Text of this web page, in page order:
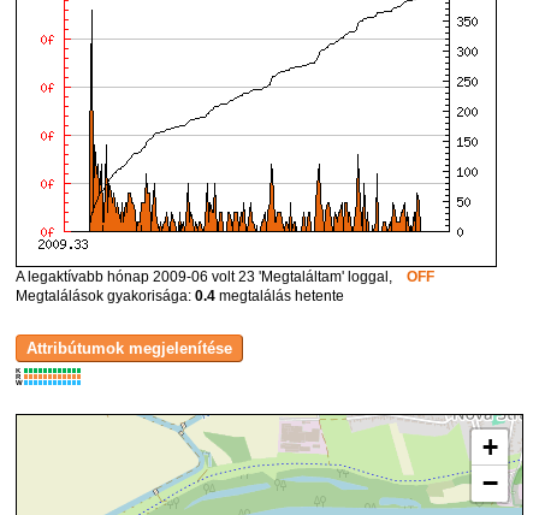
A legaktívabb hónap 2009-06 volt 23 'Megtaláltam' loggal,OFF
Megtalálások gyakorisága:0.4 megtalálás hetente
K
R
W
+
−